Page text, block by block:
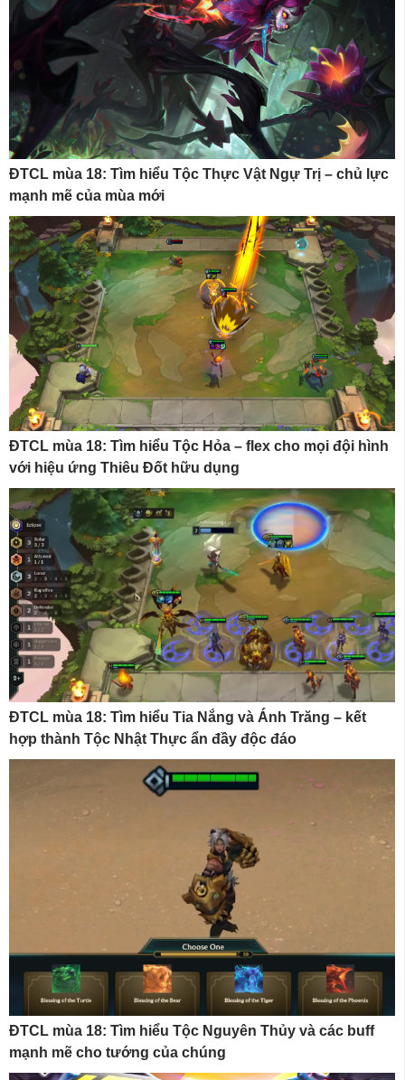
ĐTCL mùa 18: Tìm hiểu Tộc Thực Vật Ngự Trị – chủ lực
mạnh mẽ của mùa mới
ĐTCL mùa 18: Tìm hiểu Tộc Hỏa – flex cho mọi đội hình
với hiệu ứng Thiêu Đốt hữu dụng
ĐTCL mùa 18: Tìm hiểu Tia Nắng và Ánh Trăng – kết
hợp thành Tộc Nhật Thực ẩn đầy độc đáo
ĐTCL mùa 18: Tìm hiểu Tộc Nguyên Thủy và các buff
mạnh mẽ cho tướng của chúng